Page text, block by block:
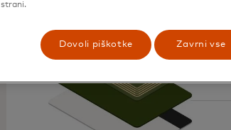
strani.
Dovoli piškotke Zavrni vse